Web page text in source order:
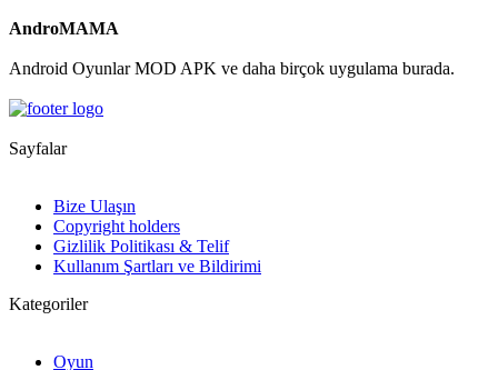
AndroMAMA
Android Oyunlar MOD APK ve daha birçok uygulama burada.
Sayfalar
Bize Ulaşın
Copyright holders
Gizlilik Politikası & Telif
Kullanım Şartları ve Bildirimi
Kategoriler
Oyun